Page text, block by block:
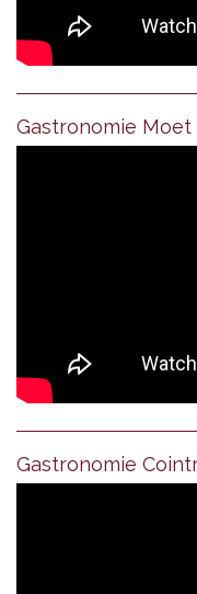
Gastronomie Moet
Gastronomie